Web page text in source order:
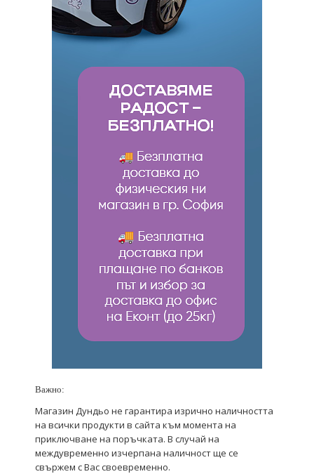
Важно:
Магазин Дундьо не гарантира изрично наличността
на всички продукти в сайта към момента на
приключване на поръчката. В случай на
междувременно изчерпана наличност ще се
свържем с Вас своевременно.